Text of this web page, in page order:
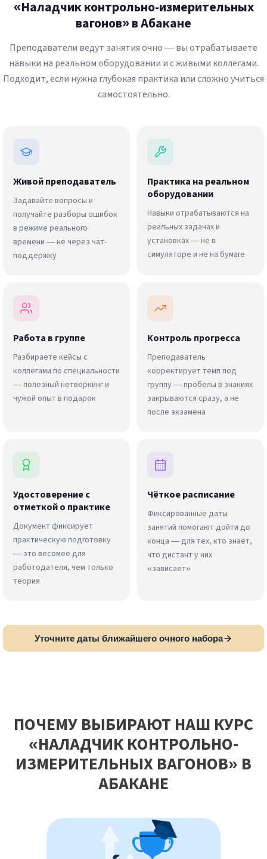
«Наладчик контрольно-измерительных
вагонов» в Абакане
Преподаватели ведут занятия очно — вы отрабатываете
навыки на реальном оборудовании и с живыми коллегами.
Подходит, если нужна глубокая практика или сложно учиться
самостоятельно.
Живой преподаватель
Задавайте вопросы и
получайте разборы ошибок
в режиме реального
времени — не через чат-
поддержку
Практика на реальном
оборудовании
Навыки отрабатываются на
реальных задачах и
установках — не в
симуляторе и не на бумаге
Работа в группе
Разбираете кейсы с
коллегами по специальности
— полезный нетворкинг и
чужой опыт в подарок
Контроль прогресса
Преподаватель
корректирует темп под
группу — пробелы в знаниях
закрываются сразу, а не
после экзамена
Удостоверение с
отметкой о практике
Документ фиксирует
практическую подготовку
— это весомее для
работодателя, чем только
теория
Чёткое расписание
Фиксированные даты
занятий помогают дойти до
конца — для тех, кто знает,
что дистант у них
«зависает»
Уточните даты ближайшего очного набора
ПОЧЕМУ ВЫБИРАЮТ НАШ КУРС
«НАЛАДЧИК КОНТРОЛЬНО-
ИЗМЕРИТЕЛЬНЫХ ВАГОНОВ» В
АБАКАНЕ